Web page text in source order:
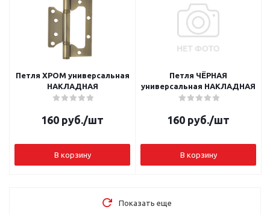
Петля ХРОМ универсальная
НАКЛАДНАЯ
160 руб./шт
В корзину
Петля ЧЁРНАЯ
универсальная НАКЛАДНАЯ
160 руб./шт
В корзину
Показать еще